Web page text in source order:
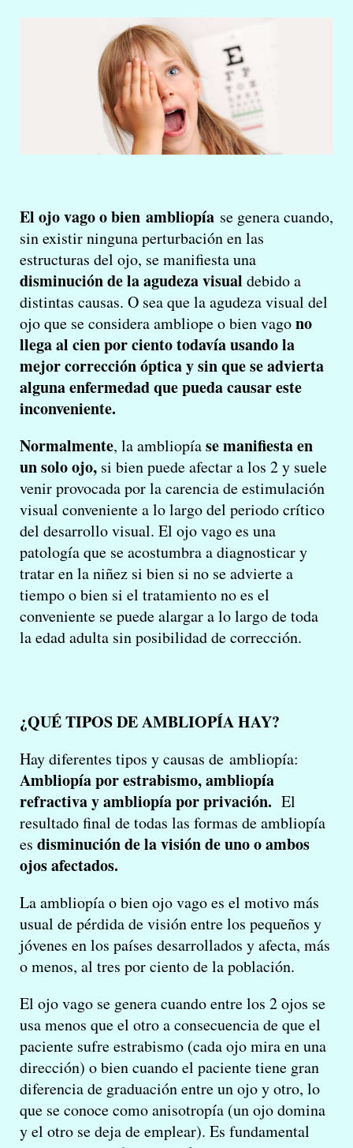
El ojo vago o bien ambliopía se genera cuando,
sin existir ninguna perturbación en las
estructuras del ojo, se manifiesta una
disminución de la agudeza visual debido a
distintas causas. O sea que la agudeza visual del
ojo que se considera ambliope o bien vagono
llega al cien por ciento todavía usando la
mejor corrección óptica y sin que se advierta
alguna enfermedad que pueda causar este
inconveniente.
Normalmente, la ambliopíase manifiesta en
un solo ojo, si bien puede afectar a los 2 y suele
venir provocada por la carencia de estimulación
visual conveniente a lo largo del periodo crítico
del desarrollo visual. El ojo vago es una
patología que se acostumbra a diagnosticar y
tratar en la niñez si bien si no se advierte a
tiempo o bien si el tratamiento no es el
conveniente se puede alargar a lo largo de toda
la edad adulta sin posibilidad de corrección.
¿QUÉ TIPOS DE AMBLIOPÍA HAY?
Hay diferentes tipos y causas de ambliopía:
Ambliopía por estrabismo, ambliopía
refractiva y ambliopía por privación. El
resultado final de todas las formas de ambliopía
es disminución de la visión de uno o ambos
ojos afectados.
La ambliopía o bien ojo vago es el motivo más
usual de pérdida de visión entre los pequeños y
jóvenes en los países desarrollados y afecta, más
o menos, al tres por ciento de la población.
El ojo vago se genera cuando entre los 2 ojos se
usa menos que el otro a consecuencia de que el
paciente sufre estrabismo (cada ojo mira en una
dirección) o bien cuando el paciente tiene gran
diferencia de graduación entre un ojo y otro, lo
que se conoce como anisotropía (un ojo domina
y el otro se deja de emplear). Es fundamental